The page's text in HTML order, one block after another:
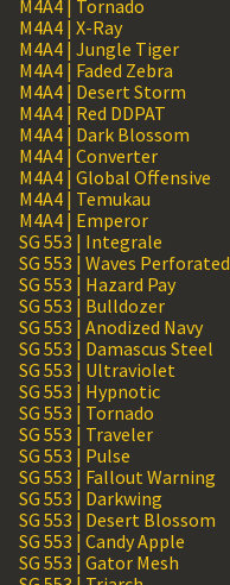
M4A4 | Tornado
M4A4 | X-Ray
M4A4 | Jungle Tiger
M4A4 | Faded Zebra
M4A4 | Desert Storm
M4A4 | Red DDPAT
M4A4 | Dark Blossom
M4A4 | Converter
M4A4 | Global Offensive
M4A4 | Temukau
M4A4 | Emperor
SG 553 | Integrale
SG 553 | Waves Perforated
SG 553 | Hazard Pay
SG 553 | Bulldozer
SG 553 | Anodized Navy
SG 553 | Damascus Steel
SG 553 | Ultraviolet
SG 553 | Hypnotic
SG 553 | Tornado
SG 553 | Traveler
SG 553 | Pulse
SG 553 | Fallout Warning
SG 553 | Darkwing
SG 553 | Desert Blossom
SG 553 | Candy Apple
SG 553 | Gator Mesh